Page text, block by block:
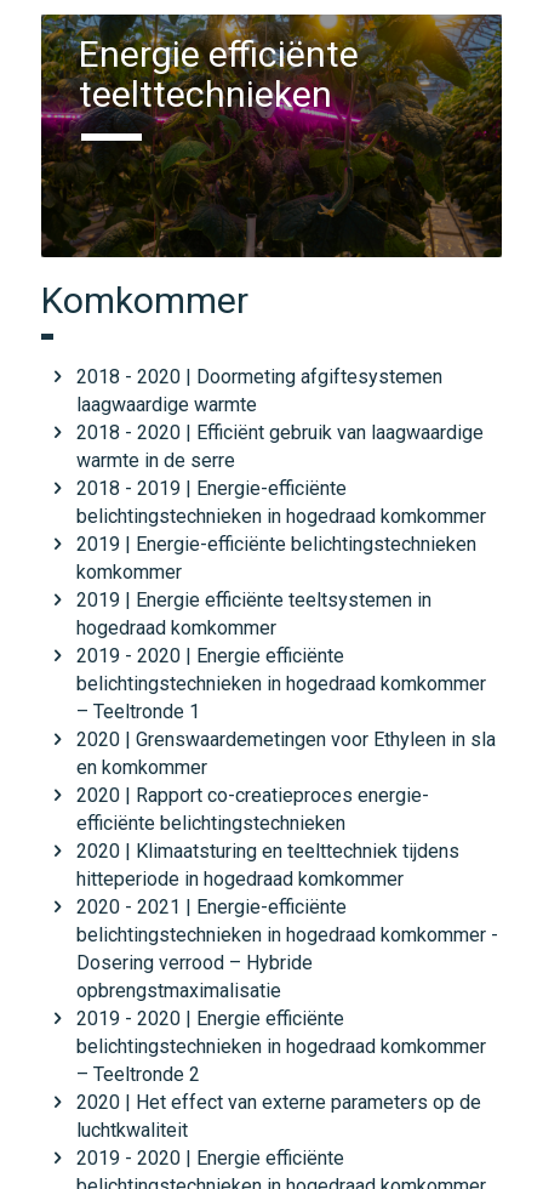
Energie efficiënte
teelttechnieken
Komkommer
2018 - 2020 | Doormeting afgiftesystemen
laagwaardige warmte
2018 - 2020 | Efficiënt gebruik van laagwaardige
warmte in de serre
2018 - 2019 | Energie-efficiënte
belichtingstechnieken in hogedraad komkommer
2019 | Energie-efficiënte belichtingstechnieken
komkommer
2019 | Energie efficiënte teeltsystemen in
hogedraad komkommer
2019 - 2020 | Energie efficiënte
belichtingstechnieken in hogedraad komkommer
– Teeltronde 1
2020 | Grenswaardemetingen voor Ethyleen in sla
en komkommer
2020 | Rapport co-creatieproces energie-
efficiënte belichtingstechnieken
2020 | Klimaatsturing en teelttechniek tijdens
hitteperiode in hogedraad komkommer
2020 - 2021 | Energie-efficiënte
belichtingstechnieken in hogedraad komkommer -
Dosering verrood – Hybride
opbrengstmaximalisatie
2019 - 2020 | Energie efficiënte
belichtingstechnieken in hogedraad komkommer
– Teeltronde 2
2020 | Het effect van externe parameters op de
luchtkwaliteit
2019 - 2020 | Energie efficiënte